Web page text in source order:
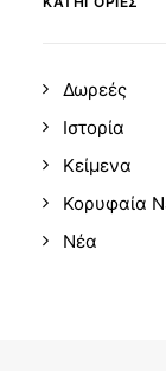
Δωρεές
Ιστορία
Κείμενα
Κορυφαία
Νέα